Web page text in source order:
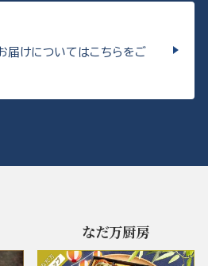
届けについてはこちらをご
なだ万厨房